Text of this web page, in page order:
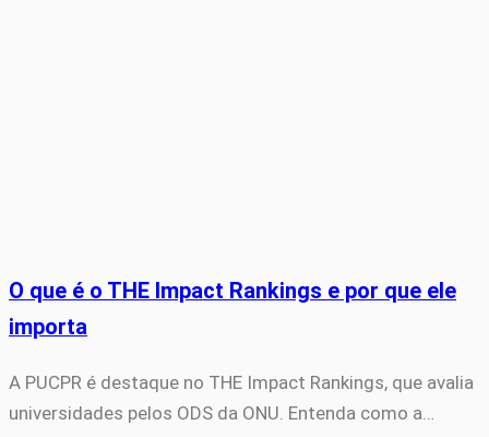
O que é o THE Impact Rankings e por que ele
importa
A PUCPR é destaque no THE Impact Rankings, que avalia
universidades pelos ODS da ONU. Entenda como a…